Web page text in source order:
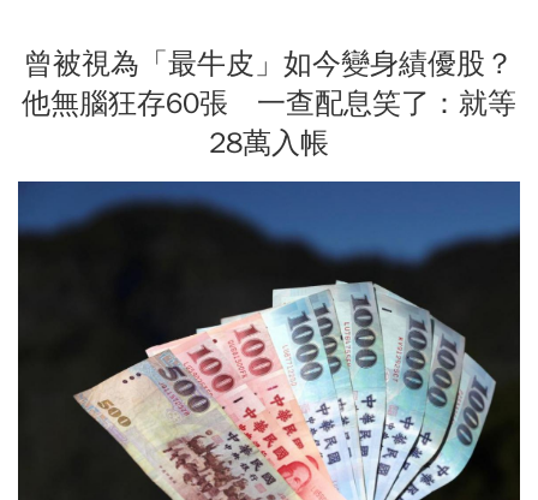
曾被視為「最牛皮」如今變身績優股？
他無腦狂存60張 一查配息笑了：就等
28萬入帳